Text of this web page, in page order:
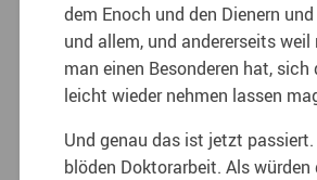
dem Enoch und den Dienern
und allem, und andererseits weil
man einen Besonderen hat,
leicht wieder nehmen lassen
Und genau das ist jetzt passiert.
blöden Doktorarbeit. Als würden